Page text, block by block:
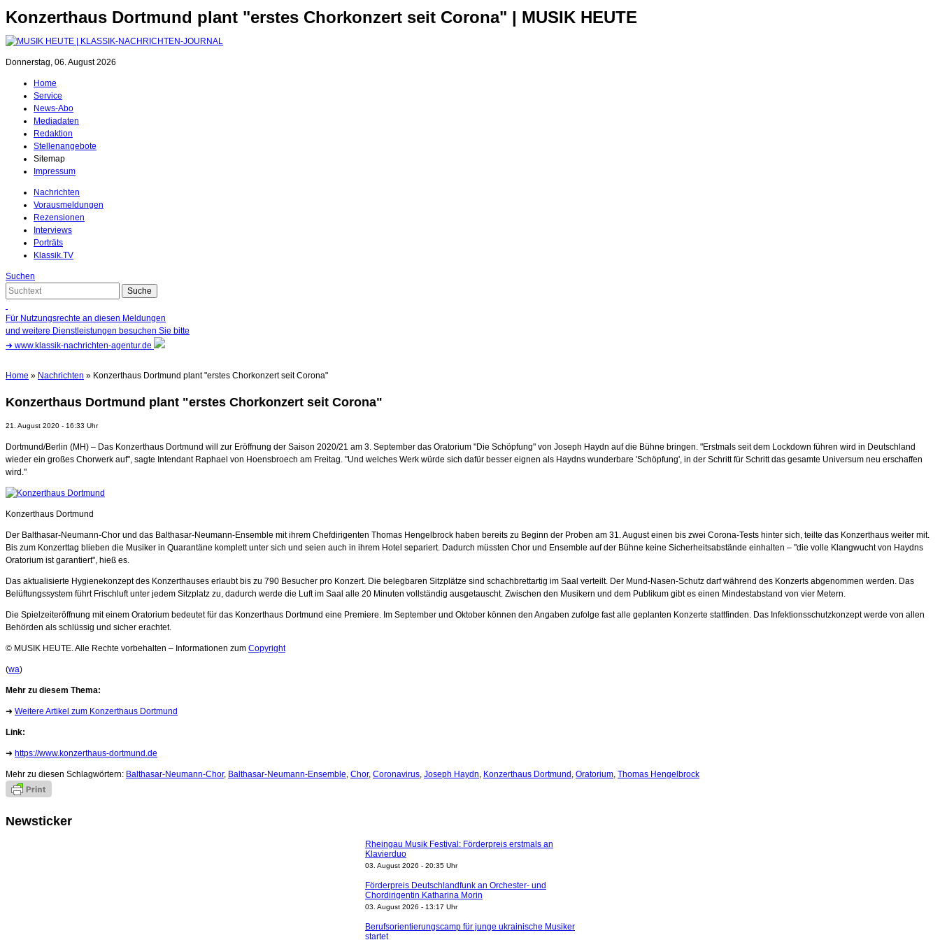
Konzerthaus Dortmund plant "erstes Chorkonzert seit Corona" | MUSIK HEUTE
Donnerstag, 06. August 2026
Home
Service
News-Abo
Mediadaten
Redaktion
Stellenangebote
Sitemap
Impressum
Nachrichten
Vorausmeldungen
Rezensionen
Interviews
Porträts
Klassik.TV
Suchen
Für Nutzungsrechte an diesen Meldungen
und weitere Dienstleistungen besuchen Sie bitte
➜ www.klassik-nachrichten-agentur.de
Home » Nachrichten » Konzerthaus Dortmund plant "erstes Chorkonzert seit Corona"
Konzerthaus Dortmund plant "erstes Chorkonzert seit Corona"
21. August 2020 - 16:33 Uhr
Dortmund/Berlin (MH) – Das Konzerthaus Dortmund will zur Eröffnung der Saison 2020/21 am 3. September das Oratorium "Die Schöpfung" von Joseph Haydn auf die Bühne bringen. "Erstmals seit dem Lockdown führen wird in Deutschland
wieder ein großes Chorwerk auf", sagte Intendant Raphael von Hoensbroech am Freitag. "Und welches Werk würde sich dafür besser eignen als Haydns wunderbare 'Schöpfung', in der Schritt für Schritt das gesamte Universum neu erschaffen
wird."
Konzerthaus Dortmund
Der Balthasar-Neumann-Chor und das Balthasar-Neumann-Ensemble mit ihrem Chefdirigenten Thomas Hengelbrock haben bereits zu Beginn der Proben am 31. August einen bis zwei Corona-Tests hinter sich, teilte das Konzerthaus weiter mit.
Bis zum Konzerttag blieben die Musiker in Quarantäne komplett unter sich und seien auch in ihrem Hotel separiert. Dadurch müssten Chor und Ensemble auf der Bühne keine Sicherheitsabstände einhalten – "die volle Klangwucht von Haydns
Oratorium ist garantiert", hieß es.
Das aktualisierte Hygienekonzept des Konzerthauses erlaubt bis zu 790 Besucher pro Konzert. Die belegbaren Sitzplätze sind schachbrettartig im Saal verteilt. Der Mund-Nasen-Schutz darf während des Konzerts abgenommen werden. Das
Belüftungssystem führt Frischluft unter jedem Sitzplatz zu, dadurch werde die Luft im Saal alle 20 Minuten vollständig ausgetauscht. Zwischen den Musikern und dem Publikum gibt es einen Mindestabstand von vier Metern.
Die Spielzeiteröffnung mit einem Oratorium bedeutet für das Konzerthaus Dortmund eine Premiere. Im September und Oktober können den Angaben zufolge fast alle geplanten Konzerte stattfinden. Das Infektionsschutzkonzept werde von allen
Behörden als schlüssig und sicher erachtet.
© MUSIK HEUTE. Alle Rechte vorbehalten – Informationen zum Copyright
(wa)
Mehr zu diesem Thema:
➜ Weitere Artikel zum Konzerthaus Dortmund
Link:
➜ https://www.konzerthaus-dortmund.de
Mehr zu diesen Schlagwörtern: Balthasar-Neumann-Chor, Balthasar-Neumann-Ensemble, Chor, Coronavirus, Joseph Haydn, Konzerthaus Dortmund , Oratorium, Thomas Hengelbrock
Newsticker
Rheingau Musik Festival: Förderpreis erstmals an
Klavierduo
03. August 2026 - 20:35 Uhr
Förderpreis Deutschlandfunk an Orchester- und
Chordirigentin Katharina Morin
03. August 2026 - 13:17 Uhr
Berufsorientierungscamp für junge ukrainische Musiker
startet